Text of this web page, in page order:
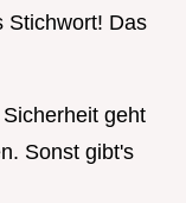
Stichwort! Das
geht
Sonst gibt's